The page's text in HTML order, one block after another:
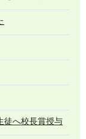
徒へ校長賞授与